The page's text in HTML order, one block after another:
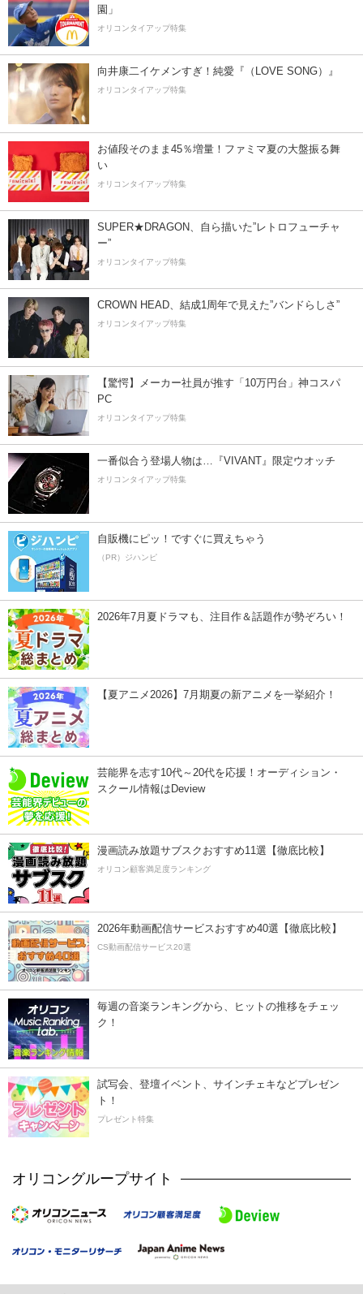
園」
オリコンタイアップ特集
向井康二イケメンすぎ！純愛『（LOVE SONG）』
オリコンタイアップ特集
お値段そのまま45％増量！ファミマ夏の大盤振る舞
い
オリコンタイアップ特集
SUPER★DRAGON、自ら描いた”レトロフューチャ
ー”
オリコンタイアップ特集
CROWN HEAD、結成1周年で見えた”バンドらしさ”
オリコンタイアップ特集
【驚愕】メーカー社員が推す「10万円台」神コスパ
PC
オリコンタイアップ特集
一番似合う登場人物は…『VIVANT』限定ウオッチ
オリコンタイアップ特集
自販機にピッ！ですぐに買えちゃう
（PR）ジハンピ
2026年7月夏ドラマも、注目作＆話題作が勢ぞろい！
【夏アニメ2026】7月期夏の新アニメを一挙紹介！
芸能界を志す10代～20代を応援！オーディション・
スクール情報はDeview
漫画読み放題サブスクおすすめ11選【徹底比較】
オリコン顧客満足度ランキング
2026年動画配信サービスおすすめ40選【徹底比較】
CS動画配信サービス20選
毎週の音楽ランキングから、ヒットの推移をチェッ
ク！
試写会、登壇イベント、サインチェキなどプレゼン
ト！
プレゼント特集
オリコングループサイト